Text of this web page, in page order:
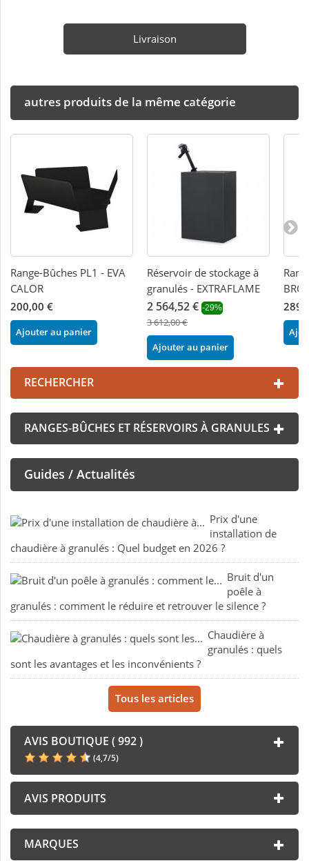
Livraison
autres produits de la même catégorie
Range-Bûches PL1 - EVA
CALOR
200,00 €
Ajouter au panier
Réservoir de stockage à
granulés - EXTRAFLAME
2 564,52 € -29%
3 612,00 €
Ajouter au panier
RECHERCHER
RANGES-BÛCHES ET RÉSERVOIRS À GRANULES
Guides / Actualités
Prix d'une
installation de
chaudière à granulés : Quel budget en 2026 ?
Bruit d'un
poêle à
granulés : comment le réduire et retrouver le silence ?
Chaudière à
granulés : quels
sont les avantages et les inconvénients ?
Tous les articles
AVIS BOUTIQUE ( 992 )
(4,7/5)
AVIS PRODUITS
MARQUES